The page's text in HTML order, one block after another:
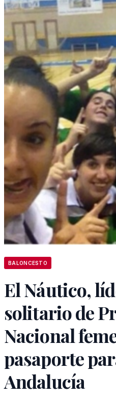
BALONCESTO
El Náutico,
solitario de
Nacional
pasaporte
Andalucía